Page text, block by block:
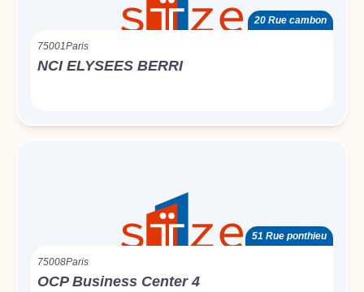
20 Rue cambon
75001Paris
NCI ELYSEES BERRI
51 Rue ponthieu
75008Paris
OCP Business Center 4